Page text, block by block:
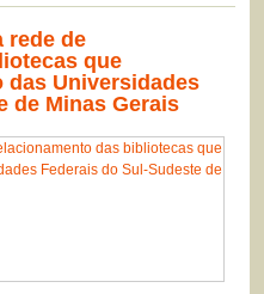
rede de
que
Universidades
de Minas Gerais